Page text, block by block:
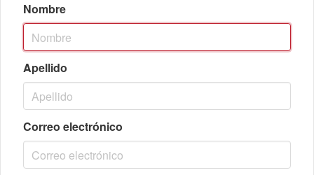
Nombre
Apellido
Correo electrónico